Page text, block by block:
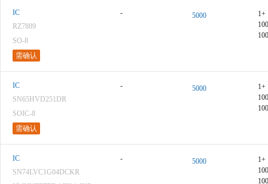
IC
RZ7889
SO-8
需确认
- 5000
1+
IC
SN65HVD251DR
SOIC-8
需确认
- 5000
1+
IC
SN74LVC1G04DCKR
- 5000
1+